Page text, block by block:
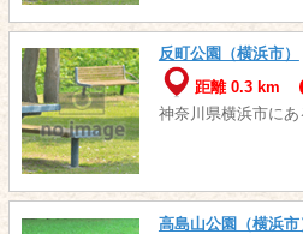
反町公園（横浜市）
距離 0.3 km
神奈川県横浜市にあ
高島山公園（横浜市